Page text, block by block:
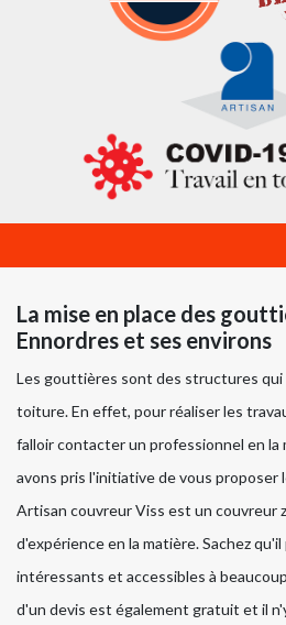
La mise en place des
Ennordres et ses environs
Les gouttières sont des structures qui
toiture. En effet, pour réaliser les
falloir contacter un professionnel en la
avons pris l'initiative de vous proposer
Artisan couvreur Viss est un couvreur
d'expérience en la matière. Sachez
intéressants et accessibles à
d'un devis est également gratuit et il